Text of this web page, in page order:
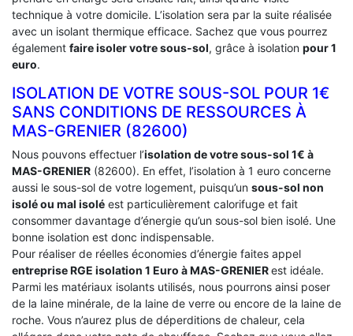
technique à votre domicile. L’isolation sera par la suite réalisée
avec un isolant thermique efficace. Sachez que vous pourrez
également faire isoler votre sous-sol, grâce à isolation pour 1
euro.
ISOLATION DE VOTRE SOUS-SOL POUR 1€
SANS CONDITIONS DE RESSOURCES À
‎MAS-GRENIER (82600)
Nous pouvons effectuer l’isolation de votre sous-sol 1€ à
MAS-GRENIER (82600). En effet, l’isolation à 1 euro concerne
aussi le sous-sol de votre logement, puisqu’un sous-sol non
isolé ou mal isolé est particulièrement calorifuge et fait
consommer davantage d’énergie qu’un sous-sol bien isolé. Une
bonne isolation est donc indispensable.
Pour réaliser de réelles économies d’énergie faites appel
entreprise RGE isolation 1 Euro à MAS-GRENIERest idéale.
Parmi les matériaux isolants utilisés, nous pourrons ainsi poser
de la laine minérale, de la laine de verre ou encore de la laine de
roche. Vous n’aurez plus de déperditions de chaleur, cela